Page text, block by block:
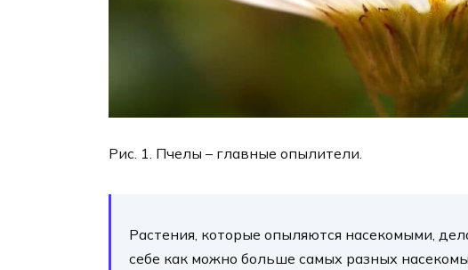
Рис. 1. Пчелы – главные опылители.
Растения, которые опыляются насекомыми,
себе как можно больше самых разных